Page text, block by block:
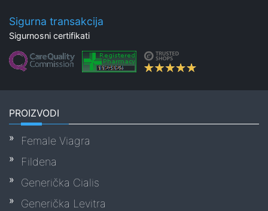
Sigurna transakcija
Sigurnosni certifikati
PROIZVODI
Female Viagra
Fildena
Generička Cialis
Generička Levitra